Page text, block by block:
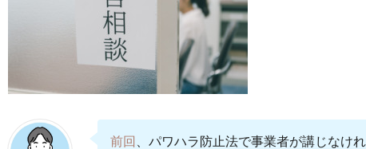
前回
、パワハラ防止法で事業者が講じなけ